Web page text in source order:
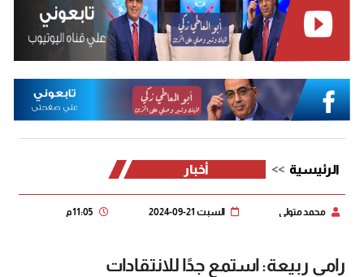
الرئيسية أخبار
محمد متولي السبت 21-09-2024 11:05 م
رامي ربيعة: استمع جدًا للانتقادات